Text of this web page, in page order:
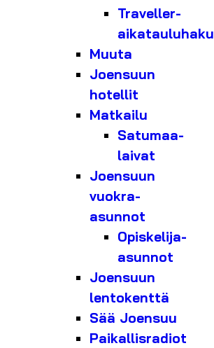
Traveller-
aikatauluhaku
Muuta
Joensuun
hotellit
Matkailu
Satumaa-
laivat
Joensuun
vuokra-
asunnot
Opiskelija-
asunnot
Joensuun
lentokenttä
Sää Joensuu
Paikallisradiot